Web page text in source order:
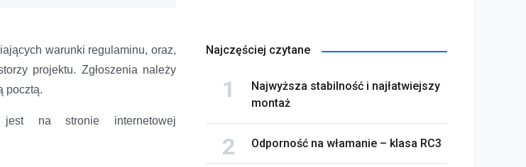
warunki regulaminu, oraz,
projektu. Zgłoszenia należy
pocztą.
jest na stronie internetowej
Najczęściej czytane
Najwyższa stabilność i najłatwiejszy
montaż
Odporność na włamanie – klasa RC3